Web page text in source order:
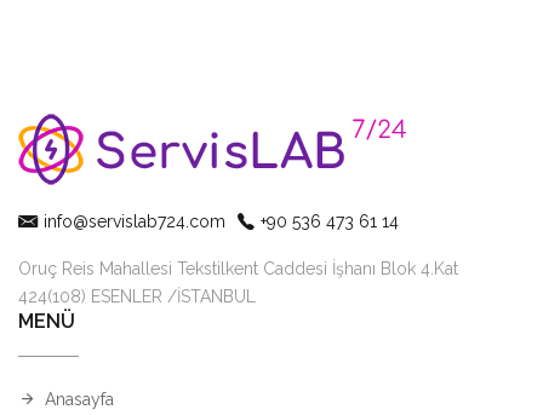
info@servislab724.com +90 536 473 61 14
Oruç Reis Mahallesi Tekstilkent Caddesi İşhanı Blok 4.Kat
424(108) ESENLER /İSTANBUL
MENÜ
Anasayfa